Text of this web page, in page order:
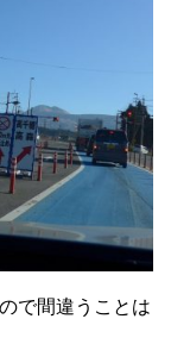
で間違うことは